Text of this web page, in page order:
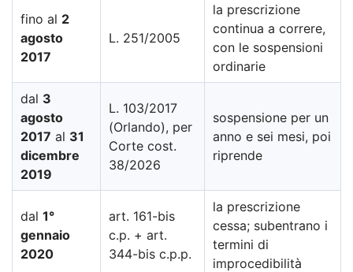
fino al 2
agosto
2017
L. 251/2005
la prescrizione
continua a correre,
con le sospensioni
ordinarie
dal 3
agosto
2017 al 31
dicembre
2019
L. 103/2017
(Orlando), per
Corte cost.
38/2026
sospensione per un
anno e sei mesi, poi
riprende
dal 1°
gennaio
2020
art. 161-bis
c.p. + art.
344-bis c.p.p.
la prescrizione
cessa; subentrano i
termini di
improcedibilità